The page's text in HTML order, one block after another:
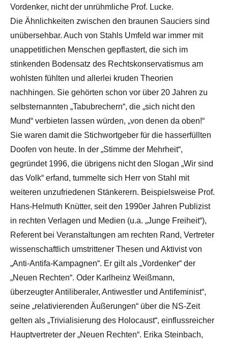
Vordenker, nicht der unrühmliche Prof. Lucke.
Die Ähnlichkeiten zwischen den braunen Sauciers sind
unübersehbar. Auch von Stahls Umfeld war immer mit
unappetitlichen Menschen gepflastert, die sich im
stinkenden Bodensatz des Rechtskonservatismus am
wohlsten fühlten und allerlei kruden Theorien
nachhingen. Sie gehörten schon vor über 20 Jahren zu
selbsternannten „Tabubrechern“, die „sich nicht den
Mund“ verbieten lassen würden, „von denen da oben!“
Sie waren damit die Stichwortgeber für die hasserfüllten
Doofen von heute. In der „Stimme der Mehrheit“,
gegründet 1996, die übrigens nicht den Slogan „Wir sind
das Volk“ erfand, tummelte sich Herr von Stahl mit
weiteren unzufriedenen Stänkerern. Beispielsweise Prof.
Hans-Helmuth Knütter, seit den 1990er Jahren Publizist
in rechten Verlagen und Medien (u.a. „Junge Freiheit“),
Referent bei Veranstaltungen am rechten Rand, Vertreter
wissenschaftlich umstrittener Thesen und Aktivist von
„Anti-Antifa-Kampagnen“. Er gilt als „Vordenker“ der
„Neuen Rechten“. Oder Karlheinz Weißmann,
überzeugter Antiliberaler, Antiwestler und Antifeminist“,
seine „relativierenden Äußerungen“ über die NS-Zeit
gelten als „Trivialisierung des Holocaust“, einflussreicher
Hauptvertreter der „Neuen Rechten“. Erika Steinbach,